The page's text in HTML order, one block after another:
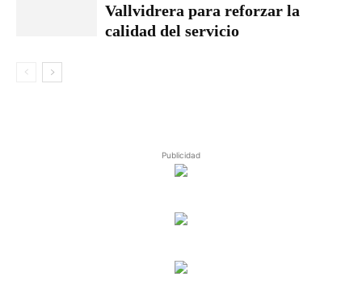
Vallvidrera para reforzar la
calidad del servicio
Publicidad